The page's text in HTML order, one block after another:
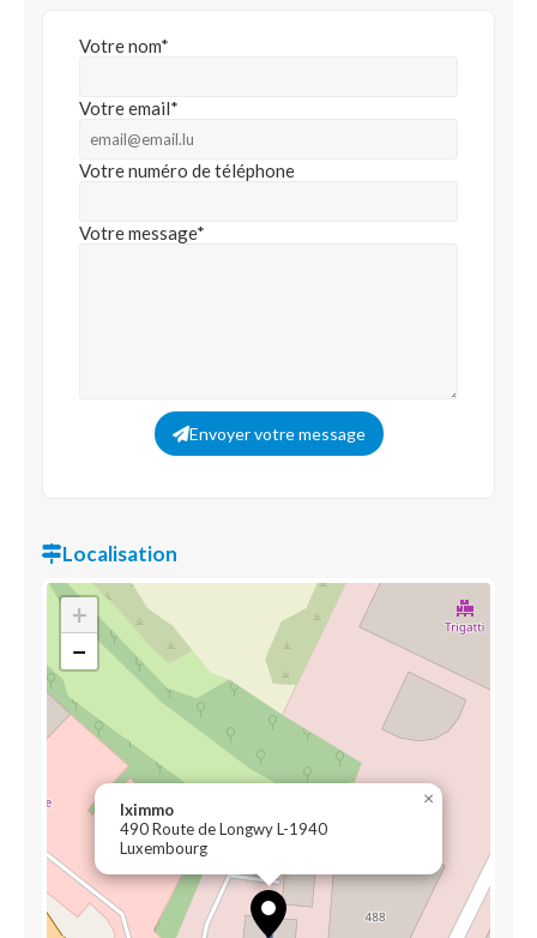
Votre nom*
Votre email*
Votre numéro de téléphone
Votre message*
Envoyer votre message
Localisation
Iximmo
490 Route de Longwy L-1940
Luxembourg
×
+
−